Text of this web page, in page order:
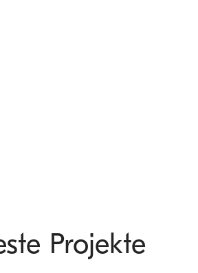
Projekte